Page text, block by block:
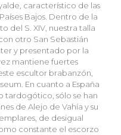
característico de las
Bajos. Dentro de la
del S. XIV, nuestra talla
otro San Sebastián
y presentado por la
mantiene fuertes
escultor brabanzón,
En cuanto a España
tardogótico, sólo se han
de Alejo de Vahía y su
de desigual
constante el escorzo